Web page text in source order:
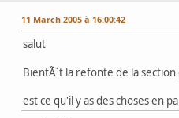
11 March 2005 à 16:00:42
salut
BientÃ´t la refonte de la
est ce qu'il y as des choses en